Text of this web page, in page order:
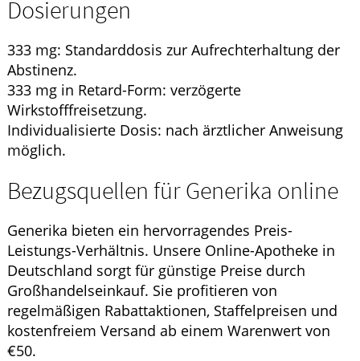
Dosierungen
333 mg: Standarddosis zur Aufrechterhaltung der
Abstinenz.
333 mg in Retard-Form: verzögerte
Wirkstofffreisetzung.
Individualisierte Dosis: nach ärztlicher Anweisung
möglich.
Bezugsquellen für Generika online
Generika bieten ein hervorragendes Preis-
Leistungs-Verhältnis. Unsere Online-Apotheke in
Deutschland sorgt für günstige Preise durch
Großhandelseinkauf. Sie profitieren von
regelmäßigen Rabattaktionen, Staffelpreisen und
kostenfreiem Versand ab einem Warenwert von
€50.